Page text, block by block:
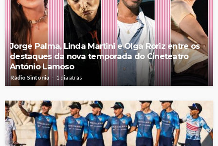
Jorge Palma, Linda Martini e Olga Roriz entre os
destaques da nova temporada do Cineteatro
António Lamoso
Rádio Sintonia 1 dia atrás